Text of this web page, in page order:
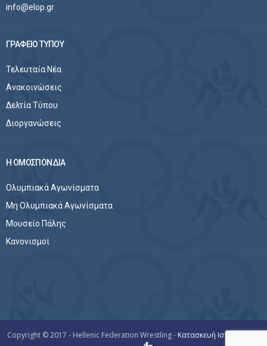
info@elop.gr
ΓΡΑΦΕΙΟ ΤΥΠΟΥ
Τελευταία Νέα
Ανακοινώσεις
Δελτία Τύπου
Διοργανώσεις
Η ΟΜΟΣΠΟΝΔΙΑ
Ολυμπιακά Αγωνίσματα
Μη Ολυμπιακά Αγωνίσματα
Μουσείο Πάλης
Κανονισμοί
Copyright © 2017 - Hellenic Federation Wrestling - Κατασκευή Ιστοσελίδων